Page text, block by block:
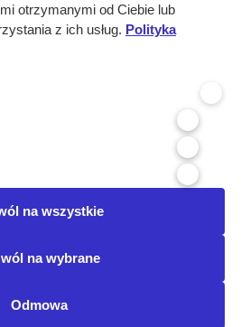
otrzymanymi od Ciebie lub
z ich usług. Polityka
na wszystkie
na wybrane
Odmowa